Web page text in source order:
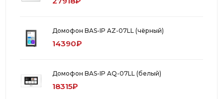
Домофон BAS-IP AZ-07LL (чёрный)
14390₽
Домофон BAS-IP AQ-07LL (белый)
18315₽